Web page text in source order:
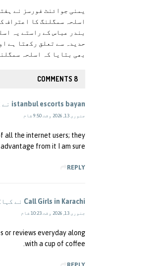
یمنی جوائنٹ فورسز نے
اسلحہ سمگلنگ کا اعتراف
بندر عباس کے راستے یہ
حدیدہ سے تعلق رکھتا ہے
بھی بتایا کہ اسلحہ
8 COMMENTS
istanbul escorts bayan نے
جنوری 13, 2026 وقت 9:50 شام
all the internet users; they
from it I am sure.
REPLY
Call Girls in Karachi نے کہا:
جنوری 13, 2026 وقت 10:23 شام
or reviews everyday along
with a cup of coffee.